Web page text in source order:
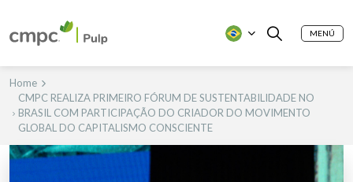
MENÚ
Home
CMPC REALIZA PRIMEIRO FÓRUM DE SUSTENTABILIDADE NO
BRASIL COM PARTICIPAÇÃO DO CRIADOR DO MOVIMENTO
GLOBAL DO CAPITALISMO CONSCIENTE